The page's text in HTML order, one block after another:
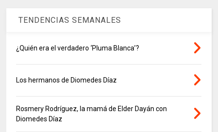
TENDENCIAS SEMANALES
¿Quién era el verdadero ‘Pluma Blanca’?
Los hermanos de Diomedes Díaz
Rosmery Rodríguez, la mamá de Elder Dayán con
Diomedes Díaz